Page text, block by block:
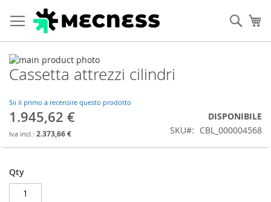
Cerca
Vai
alla
fine
galleria
di
immagini
Vai
all'inizio
galleria
di
immagini
Cassetta attrezzi cilindri
Sii il primo a recensire questo prodotto
1.945,62 €
2.373,66 €
DISPONIBILE
SKU
CBL_000004568
Qty